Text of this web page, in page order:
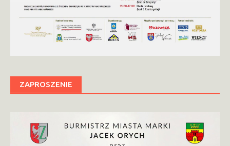
ZAPROSZENIE